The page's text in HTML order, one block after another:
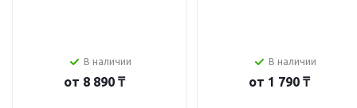
В наличии
от 8 890 ₸
В наличии
от 1 790 ₸